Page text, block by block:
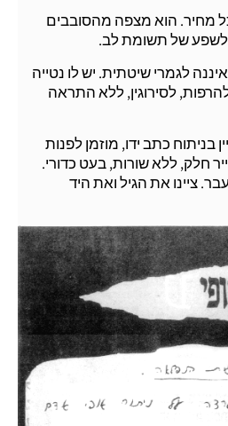
מחיר. הוא מצפה מהסובבים
לשפע של תשומת לב.
לגמרי שיטתית. יש לו נטייה
לסירוגין, ללא התראה
בניתוח כתב ידו, מוזמן לפנות
חלק, ללא שורות, בעט כדורי.
ציינו את הגיל ואת היד